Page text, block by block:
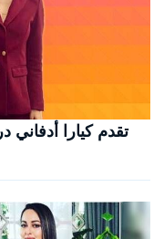
تقدم كيارا أدفاني